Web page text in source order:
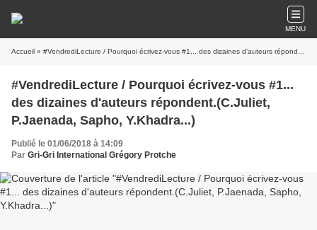
MENU
Accueil » #VendrediLecture / Pourquoi écrivez-vous #1... des dizaines d'auteurs répondent.(C.Juliet, P.Jaenada, Sapho, Y.Khadra...)
#VendrediLecture / Pourquoi écrivez-vous #1...
des dizaines d'auteurs répondent.(C.Juliet,
P.Jaenada, Sapho, Y.Khadra...)
Publié le 01/06/2018 à 14:09
Par Gri-Gri International Grégory Protche